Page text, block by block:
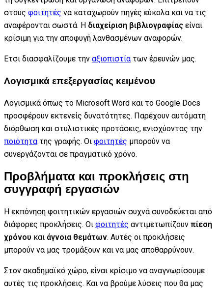
στους φοιτητές να καταχωρούν πηγές εύκολα και να τις
αναφέρονται σωστά. Η διαχείριση βιβλιογραφίας είναι
κρίσιμη για την αποφυγή λανθασμένων αναφορών.
Ετσι διασφαλίζουμε την αξιοπιστίατων έρευνών μας.
Λογισμικά επεξεργασίας κειμένου
Λογισμικά όπως το Microsoft Word και το Google Docs
προσφέρουν εκτενείς δυνατότητες. Παρέχουν αυτόματη
διόρθωση και στυλιστικές προτάσεις, ενισχύοντας την
ποιότητα της γραφής. Οι φοιτητές μπορούν να
συνεργάζονται σε πραγματικό χρόνο.
Προβλήματα και προκλήσεις στη
συγγραφή εργασιών
Η εκπόνηση φοιτητικών εργασιών συχνά συνοδεύεται από
διάφορες προκλήσεις. Οι φοιτητές αντιμετωπίζουν πίεση
χρόνου και άγνοια θεμάτων. Αυτές οι προκλήσεις
μπορούν να μας τρομάξουν και να μας αποθαρρύνουν.
Στον ακαδημαϊκό χώρο, είναι κρίσιμο να αναγνωρίσουμε
αυτές τις προκλήσεις. Και να βρούμε λύσεις που θα μας